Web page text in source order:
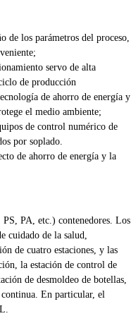
de los parámetros del proceso,
servo de alta
de producción
de ahorro de energía y
el medio ambiente;
de control numérico de
por soplado.
de ahorro de energía y la
PA, etc.) contenedores. Los
cuidado de la salud,
de cuatro estaciones, y las
la estación de control de
de desmoldeo de botellas,
En particular, el